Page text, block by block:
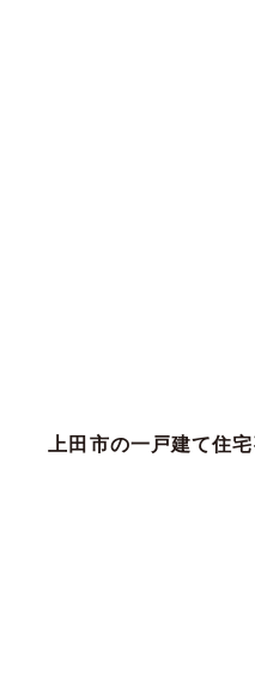
上田市の一戸建て住